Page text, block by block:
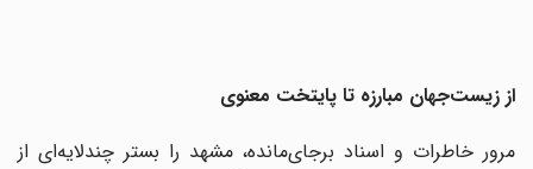
از زیست‌جهان مبارزه تا پایتخت معنوی
مرور خاطرات و اسناد برجای‌مانده، مشهد را بستر چندلایه‌ای از